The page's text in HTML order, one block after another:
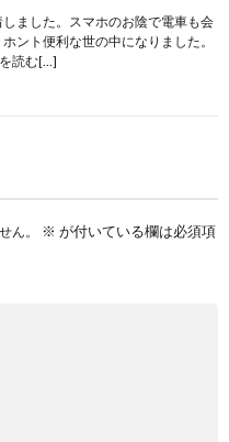
ました。スマホのお陰で電車も会
ント便利な世の中になりました。
読む[…]
ん。 ※ が付いている欄は必須項